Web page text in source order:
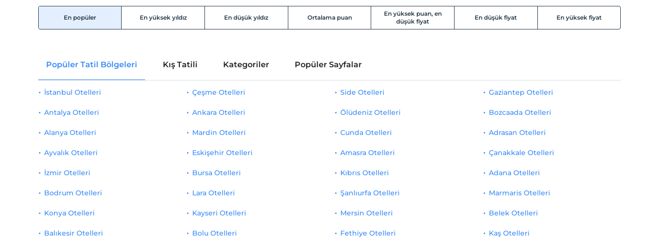
En popüler En yüksek yıldız En düşük yıldız Ortalama puan
En yüksek puan, en
düşük fiyat
En düşük fiyat En yüksek fiyat
Popüler Tatil Bölgeleri Kış Tatili Kategoriler Popüler Sayfalar
İstanbul Otelleri
Antalya Otelleri
Alanya Otelleri
Ayvalık Otelleri
İzmir Otelleri
Çeşme Otelleri
Ankara Otelleri
Mardin Otelleri
Eskişehir Otelleri
Bursa Otelleri
Side Otelleri
Ölüdeniz Otelleri
Cunda Otelleri
Amasra Otelleri
Kıbrıs Otelleri
Gaziantep Otelleri
Bozcaada Otelleri
Adrasan Otelleri
Çanakkale Otelleri
Adana Otelleri
Bodrum Otelleri
Konya Otelleri
Balıkesir Otelleri
Lara Otelleri
Kayseri Otelleri
Bolu Otelleri
Şanlıurfa Otelleri
Mersin Otelleri
Fethiye Otelleri
Marmaris Otelleri
Belek Otelleri
Kaş Otelleri